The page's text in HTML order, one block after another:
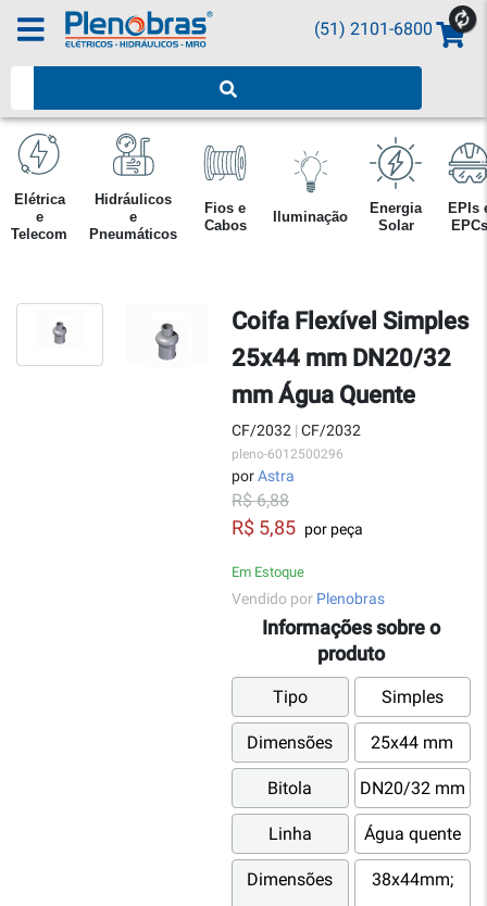
(51) 2101-6800
Elétrica
e
Telecom
Hidráulicos
e
Pneumáticos
Fios e
Cabos
Iluminação
Energia
Solar
EPIs
EPCs
Coifa Flexível Simples
25x44 mm DN20/32
mm Água Quente
CF/2032 | CF/2032
pleno-6012500296
porAstra
R$ 6,88
R$ 5,85 por peça
Em Estoque
Vendido por Plenobras
Informações sobre o
produto
Tipo Simples
Dimensões 25x44 mm
Bitola DN20/32 mm
Linha Água quente
Dimensões
38x44mm;